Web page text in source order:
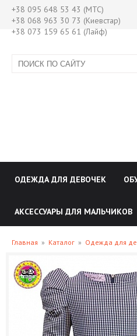
+38 095 648 53 43 (МТС)
+38 068 963 30 73 (Киевстар)
+38 073 159 65 61 (Лайф)
ОДЕЖДА ДЛЯ ДЕВОЧЕК
АКСЕССУАРЫ ДЛЯ МАЛЬЧИКОВ
Главная » Каталог » Одежда для